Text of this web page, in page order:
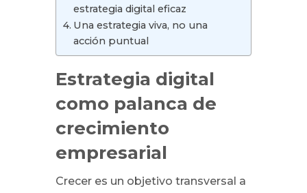
estrategia digital eficaz
Una estrategia viva, no una
acción puntual
Estrategia digital
como palanca de
crecimiento
empresarial
Crecer es un objetivo transversal a